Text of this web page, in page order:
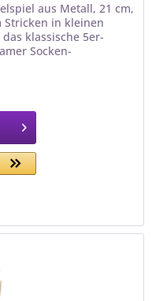
aus Metall, 21 cm,
Stricken in kleinen
klassische 5er-
Socken-
Runde , schnelleres...